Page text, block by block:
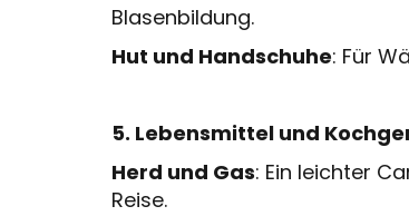
Blasenbildung.
Hut und Handschuhe: Für
5. Lebensmittel und
Herd und Gas: Ein leichter
Reise.